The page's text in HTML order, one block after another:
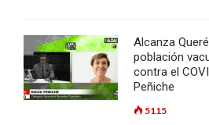
Alcanza
población
contra el
Peñiche
5115